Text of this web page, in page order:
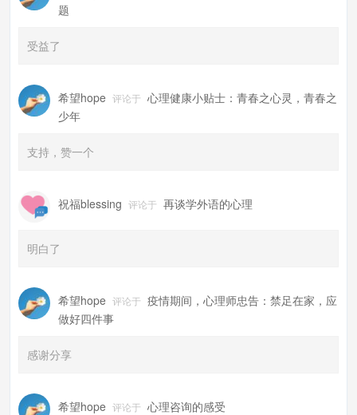
题
受益了
希望hope 评论于 心理健康小贴士：青春之心灵，青春之
少年
支持，赞一个
祝福blessing 评论于 再谈学外语的心理
明白了
希望hope 评论于 疫情期间，心理师忠告：禁足在家，应
做好四件事
感谢分享
希望hope 评论于 心理咨询的感受